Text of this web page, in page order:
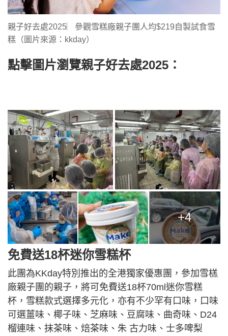
親子好去處2025︳參觀雪糕廠親子團人均$219自製試食雪
糕（圖片來源：kkday）
點擊圖片瀏覽親子好去處2025：
+4
免費送18杯迷你雪糕杯
此團為KKday特別推出的全港獨家優惠團，參加雪榚
廠親子團的親子，將可免費送18杯70ml迷你雪糕
杯，雪糕款式選擇多元化，亦有不少罕有口味，口味
可選薑味、椰子味、芝麻味、豆腐味、曲奇味、D24
榴連味、抹茶味、焙茶味、朱 古力味、士多啤梨